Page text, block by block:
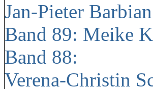
Jan-Pieter Barbian
Band 89: Meike
Band 88:
Verena-Christin